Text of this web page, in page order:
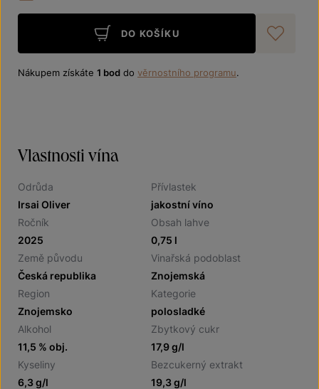
DO KOŠÍKU
Nákupem získáte 1 bod do věrnostního programu.
Vlastnosti vína
Odrůda
Irsai Oliver
Přívlastek
jakostní víno
Ročník
2025
Obsah lahve
0,75 l
Země původu
Česká republika
Vinařská podoblast
Znojemská
Region
Znojemsko
Kategorie
polosladké
Alkohol
11,5 % obj.
Zbytkový cukr
17,9 g/l
Kyseliny
6,3 g/l
Bezcukerný extrakt
19,3 g/l